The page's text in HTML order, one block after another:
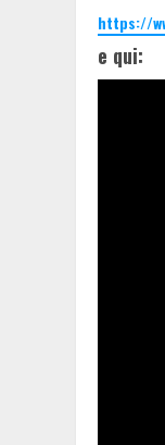
https://
e qui: